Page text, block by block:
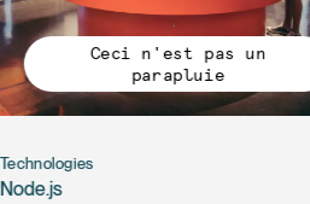
Ceci n'est pas un
parapluie
Technologies
Node.js